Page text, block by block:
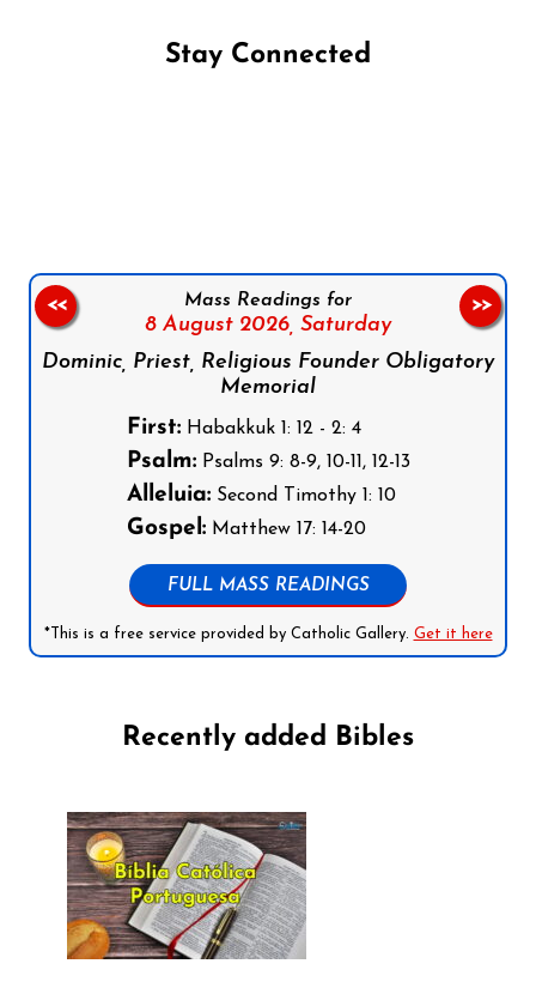
Stay Connected
Mass Readings for
8 August 2026, Saturday
Dominic, Priest, Religious Founder Obligatory
Memorial
First:Habakkuk 1: 12 - 2: 4
Psalm:Psalms 9: 8-9, 10-11, 12-13
Alleluia:Second Timothy 1: 10
Gospel:Matthew 17: 14-20
FULL MASS READINGS
*This is a free service provided by Catholic Gallery. Get it here
<< >>
Recently added Bibles